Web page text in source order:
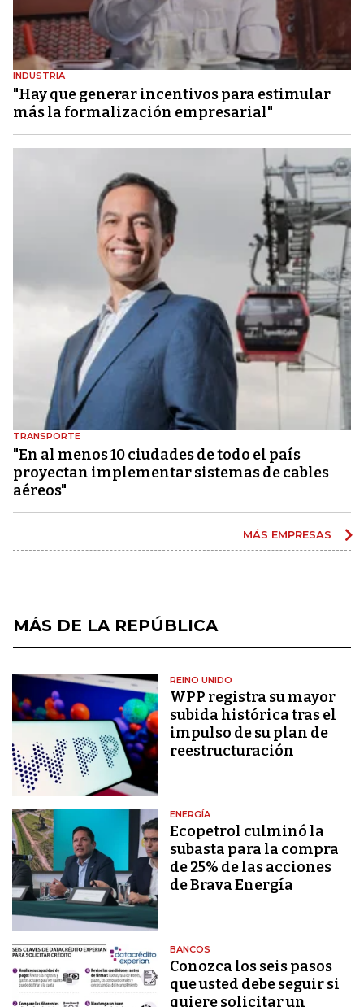
INDUSTRIA
"Hay que generar incentivos para estimular
más la formalización empresarial"
TRANSPORTE
"En al menos 10 ciudades de todo el país
proyectan implementar sistemas de cables
aéreos"
MÁS EMPRESAS
MÁS DE LA REPÚBLICA
REINO UNIDO
WPP registra su mayor
subida histórica tras el
impulso de su plan de
reestructuración
ENERGÍA
Ecopetrol culminó la
subasta para la compra
de 25% de las acciones
de Brava Energía
BANCOS
Conozca los seis pasos
que usted debe seguir si
quiere solicitar un